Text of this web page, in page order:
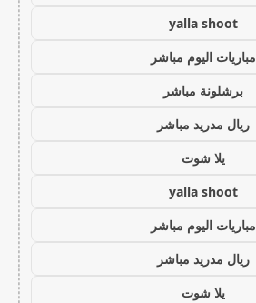
yalla shoot
مباريات اليوم مباشر
برشلونة مباشر
ريال مدريد مباشر
يلا شوت
yalla shoot
مباريات اليوم مباشر
ريال مدريد مباشر
يلا شوت